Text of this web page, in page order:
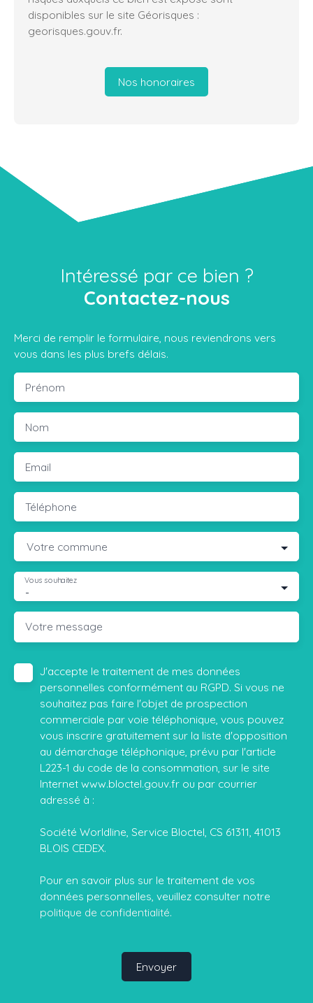
disponibles sur le site Géorisques :
georisques.gouv.fr.
Nos honoraires
Intéressé par ce bien ?
Contactez-nous
Merci de remplir le formulaire, nous reviendrons vers
vous dans les plus brefs délais.
Prénom
Nom
Email
Téléphone
Votre commune
-
Vous souhaitez
Votre message
J'accepte le traitement de mes données
personnelles conformément au RGPD. Si vous ne
souhaitez pas faire l'objet de prospection
commerciale par voie téléphonique, vous pouvez
vous inscrire gratuitement sur la liste d'opposition
au démarchage téléphonique, prévu par l'article
L223-1 du code de la consommation, sur le site
Internet www.bloctel.gouv.fr ou par courrier
adressé à :
Société Worldline, Service Bloctel, CS 61311, 41013
BLOIS CEDEX.
Pour en savoir plus sur le traitement de vos
données personnelles, veuillez consulter notre
politique de confidentialité.
Envoyer